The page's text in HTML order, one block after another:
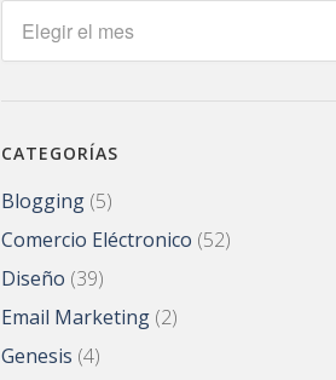
CATEGORÍAS
Blogging (5)
Comercio Eléctronico (52)
Diseño (39)
Email Marketing (2)
Genesis (4)